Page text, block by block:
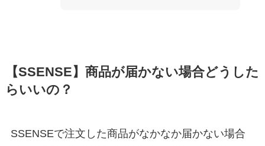
【SSENSE】商品が届かない場合どうした
らいいの？
SSENSEで注文した商品がなかなか届かない場合